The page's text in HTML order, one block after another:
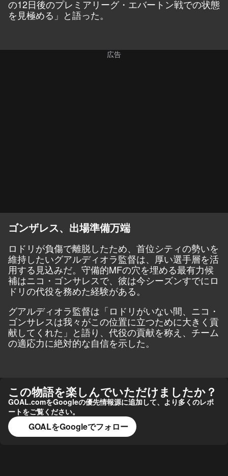
の12日後のプレミアリーグ・エバートン戦での状態
を見極める」と語った。
ゴンザレス、出場準備万端
ロドリが負傷で離脱したため、首位シティの勢いを
維持したいグアルディオラ監督は、厚い選手層を活
用する見込みだ。守備的MFの穴を埋める最有力候
補はニコ・ゴンサレスで、彼は今シーズンすでにロ
ドリの代役を務めた経験がある。
グアルディオラ監督は「ロドリがいない間、ニコ・
ゴンサレスは我々がこの位置に立つために大きく貢
献してくれた」と語り、代役の貢献を称え、チーム
の適応力に絶対的な自信を示した。
この物語を楽しんでいただけましたか？
GOAL.comをGoogleの優先情報源に追加して、より多くのレポ
ートをご覧ください。
GOALをGoogleでフォロー